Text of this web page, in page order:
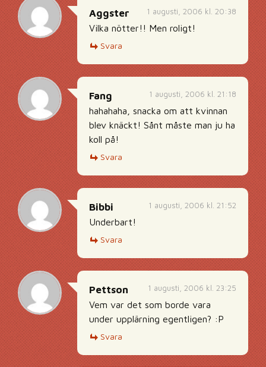
1 augusti, 2006 kl. 20:38
Aggster
Vilka nötter!! Men roligt!
Svara
1 augusti, 2006 kl. 21:18
Fang
hahahaha, snacka om att kvinnan
blev knäckt! Sånt måste man ju ha
koll på!
Svara
1 augusti, 2006 kl. 21:52
Bibbi
Underbart!
Svara
1 augusti, 2006 kl. 23:25
Pettson
Vem var det som borde vara
under upplärning egentligen? :P
Svara